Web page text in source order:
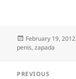
Posted
on
February 19, 2012
penis,zapada
PREVIOUS